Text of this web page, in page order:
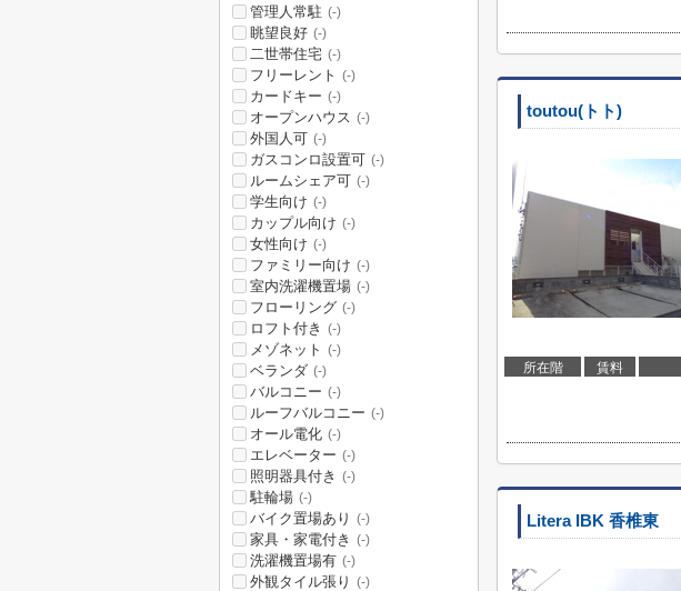
toutou(トト)
所在階 賃料
Litera IBK 香椎東
管理人常駐 (-)
眺望良好 (-)
二世帯住宅 (-)
フリーレント (-)
カードキー (-)
オープンハウス (-)
外国人可 (-)
ガスコンロ設置可 (-)
ルームシェア可 (-)
学生向け (-)
カップル向け (-)
女性向け (-)
ファミリー向け (-)
室内洗濯機置場 (-)
フローリング (-)
ロフト付き (-)
メゾネット (-)
ベランダ (-)
バルコニー (-)
ルーフバルコニー (-)
オール電化 (-)
エレベーター (-)
照明器具付き (-)
駐輪場 (-)
バイク置場あり (-)
家具・家電付き (-)
洗濯機置場有 (-)
外観タイル張り (-)